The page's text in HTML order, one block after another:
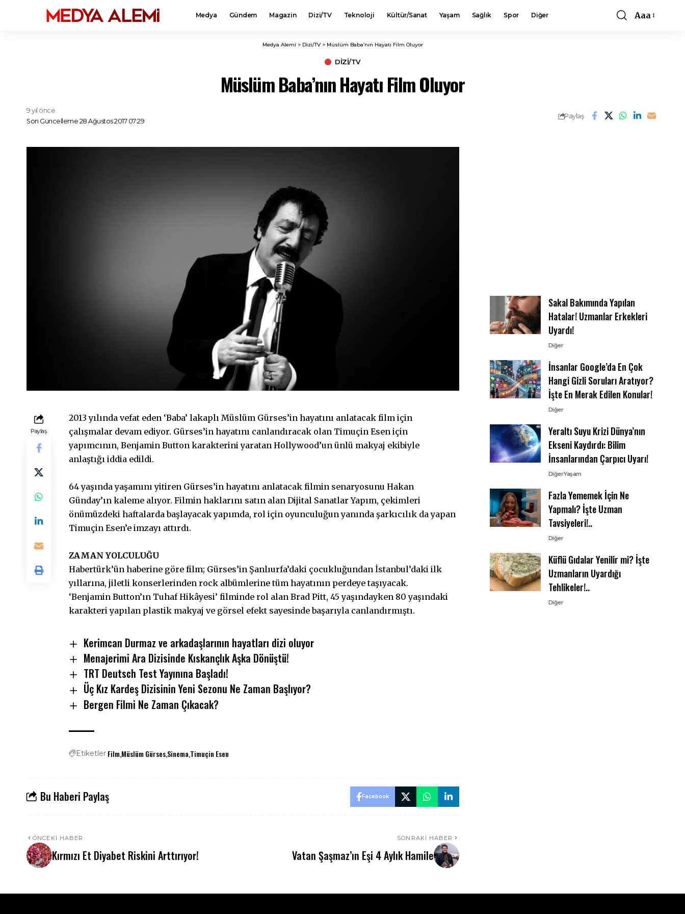
Medya Gündem Magazin Dizi/TV Teknoloji Kültür/Sanat Yaşam Sağlık Spor Diğer
Font
Aaa
Medya Alemi > Dizi/TV> Müslüm Baba’nın Hayatı Film Oluyor
DIZI/TV
Müslüm Baba’nın Hayatı Film Oluyor
Son Güncelleme 28 Ağustos 2017 07:29
9 yıl önce
Paylaş
Paylaş
2013 yılında vefat eden ‘Baba’ lakaplı Müslüm Gürses’in hayatını anlatacak film için
çalışmalar devam ediyor. Gürses’in hayatını canlandıracak olan Timuçin Esen için
yapımcının, Benjamin Button karakterini yaratan Hollywood’un ünlü makyaj ekibiyle
anlaştığı iddia edildi.
64 yaşında yaşamını yitiren Gürses’in hayatını anlatacak filmin senaryosunu Hakan
Günday’ın kaleme alıyor. Filmin haklarını satın alan Dijital Sanatlar Yapım, çekimleri
önümüzdeki haftalarda başlayacak yapımda, rol için oyunculuğun yanında şarkıcılık da yapan
Timuçin Esen’e imzayı attırdı.
ZAMAN YOLCULUĞU
Habertürk’ün haberine göre film; Gürses’in Şanlıurfa’daki çocukluğundan İstanbul’daki ilk
yıllarına, jiletli konserlerinden rock albümlerine tüm hayatının perdeye taşıyacak.
‘Benjamin Button’ın Tuhaf Hikâyesi’ filminde rol alan Brad Pitt, 45 yaşındayken 80 yaşındaki
karakteri yapılan plastik makyaj ve görsel efekt sayesinde başarıyla canlandırmıştı.
Kerimcan Durmaz ve arkadaşlarının hayatları dizi oluyor
Menajerimi Ara Dizisinde Kıskançlık Aşka Dönüştü!
TRT Deutsch Test Yayınına Başladı!
Üç Kız Kardeş Dizisinin Yeni Sezonu Ne Zaman Başlıyor?
Bergen Filmi Ne Zaman Çıkacak?
Etiketler FilmMüslüm GürsesSinema Timuçin Esen
Bu Haberi Paylaş Facebook
ÖNCEKI HABER
Kırmızı Et Diyabet Riskini Arttırıyor!
SONRAKI HABER
Vatan Şaşmaz’ın Eşi 4 Aylık Hamile
Sakal Bakımında Yapılan
Hatalar! Uzmanlar Erkekleri
Uyardı!
Diğer
İnsanlar Google’da En Çok
Hangi Gizli Soruları Aratıyor?
İşte En Merak Edilen Konular!
Diğer
Yeraltı Suyu Krizi Dünya’nın
Ekseni Kaydırdı: Bilim
İnsanlarından Çarpıcı Uyarı!
DiğerYaşam
Fazla Yememek İçin Ne
Yapmalı? İşte Uzman
Tavsiyeleri!..
Diğer
Küflü Gıdalar Yenilir mi? İşte
Uzmanların Uyardığı
Tehlikeler!..
Diğer